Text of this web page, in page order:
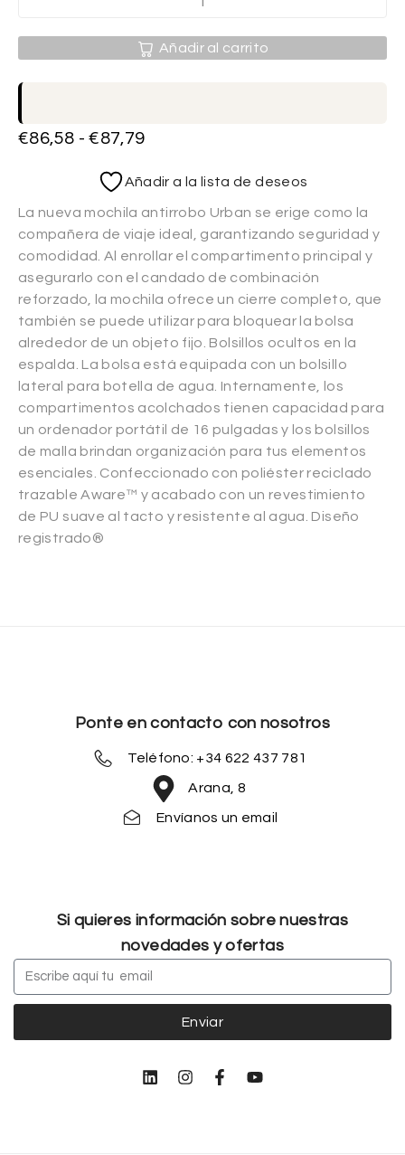
Añadir al carrito
€86,58 - €87,79
Añadir a la lista de deseos
La nueva mochila antirrobo Urban se erige como la
compañera de viaje ideal, garantizando seguridad y
comodidad. Al enrollar el compartimento principal y
asegurarlo con el candado de combinación
reforzado, la mochila ofrece un cierre completo, que
también se puede utilizar para bloquear la bolsa
alrededor de un objeto fijo. Bolsillos ocultos en la
espalda. La bolsa está equipada con un bolsillo
lateral para botella de agua. Internamente, los
compartimentos acolchados tienen capacidad para
un ordenador portátil de 16 pulgadas y los bolsillos
de malla brindan organización para tus elementos
esenciales. Confeccionado con poliéster reciclado
trazable Aware™ y acabado con un revestimiento
de PU suave al tacto y resistente al agua. Diseño
registrado®
Ponte en contacto con nosotros
Teléfono: +34 622 437 781
Arana, 8
Envíanos un email
Si quieres información sobre nuestras
novedades y ofertas
Enviar